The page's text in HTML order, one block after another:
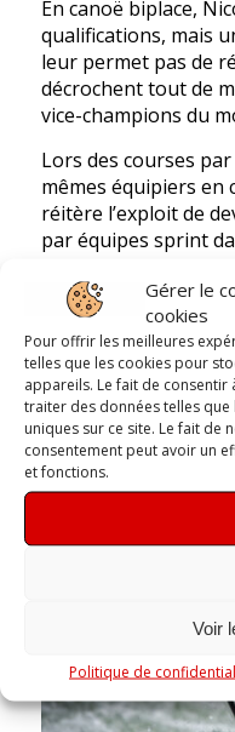
Gérer le
cookies
Pour offrir les meilleures
telles que les cookies pour
appareils. Le fait de
traiter des données telles
uniques sur ce site. Le fait de
consentement peut avoir un
et fonctions.
Voir
Politique de
En canoë biplace,
qualifications, mais
leur permet pas de
décrochent tout de
vice-champions du
Lors des courses
mêmes équipiers en
réitère l’exploit de
par équipes sprint
Maxence, avec une
grâce au
Luca Barone
sur la deuxième
ainsi un nouveau
monde.